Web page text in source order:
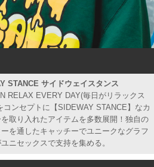
STANCE サイドウェイスタンス
RELAX EVERY DAY(毎日がリラックス
コンセプトに【SIDEWAY STANCE】なカ
取り入れたアイテムを多数展開！独自の
を通したキャッチーでユニークなグラフ
ニセックスで支持を集める。